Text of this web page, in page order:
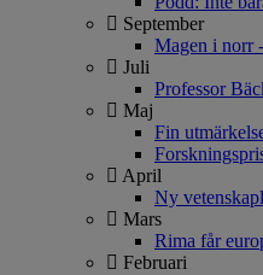
September
Magen i norr
Juli
Professor
Maj
Fin
April
Ny
Mars
Rima får
Februari